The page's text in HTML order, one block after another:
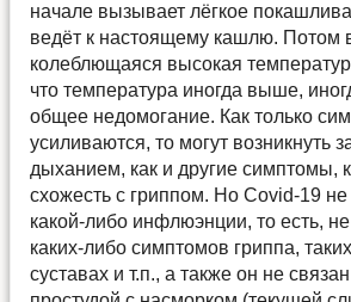
начале вызывает лёгкое
ведёт к настоящему кашлю. Потом
колеблющаяся высокая
что температура иногда выше,
общее недомогание. Как только
усиливаются, то могут возникнуть
дыханием, как и другие симптомы,
схожесть с гриппом. Но Covid-19 не
какой-либо инфлюэнции, то есть,
каких-либо симптомов гриппа,
суставах и т.п., а также он не